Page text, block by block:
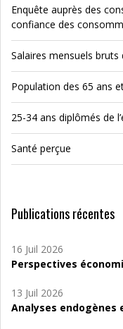
Enquête auprès des
confiance des
Salaires mensuels
Population des 65 ans
25-34 ans diplômés de
Santé perçue
Publications récentes
16 Juil 2026
Perspectives
13 Juil 2026
Analyses endogènes